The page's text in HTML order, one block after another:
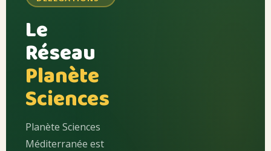
Le
Réseau
Planète
Sciences
Planète Sciences
Méditerranée est